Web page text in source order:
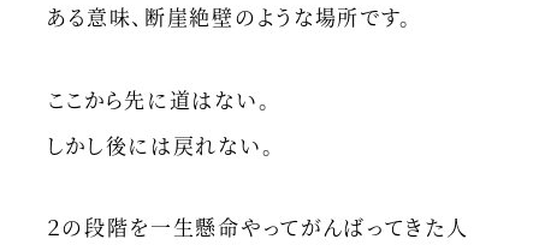
ある意味、断崖絶壁のような場所です。
ここから先に道はない。
しかし後には戻れない。
２の段階を一生懸命やってがんばってきた人